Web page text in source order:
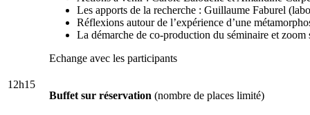
Les apports de la recherche : Guillaume Faburel
Réflexions autour de l’expérience d’une
La démarche de co-production du séminaire et zoom
Echange avec les participants
12h15
Buffet sur réservation (nombre de places limité)